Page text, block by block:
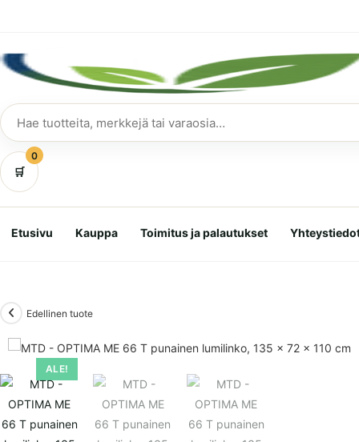
Hae
tuotteita
🛒
0
Etusivu Kauppa Toimitus ja palautukset
ALE!
Edellinen tuote